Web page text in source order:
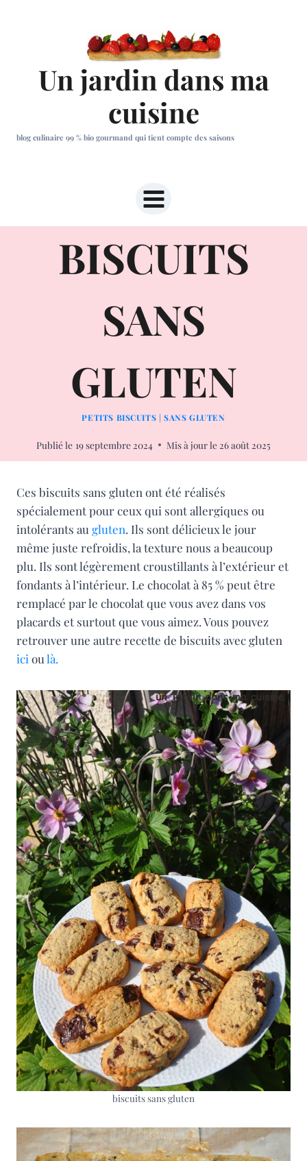
Un jardin dans ma
cuisine
blog culinaire 99 % bio gourmand qui tient compte des saisons
BISCUITS
SANS
GLUTEN
PETITS BISCUITS |SANS GLUTEN
Publié le 19 septembre 2024 Mis à jour le 26 août 2025
Ces biscuits sans gluten ont été réalisés
spécialement pour ceux qui sont allergiques ou
intolérants au gluten. Ils sont délicieux le jour
même juste refroidis, la texture nous a beaucoup
plu. Ils sont légèrement croustillants à l’extérieur et
fondants à l’intérieur. Le chocolat à 85 % peut être
remplacé par le chocolat que vous avez dans vos
placards et surtout que vous aimez. Vous pouvez
retrouver une autre recette de biscuits avec gluten
ici oulà.
biscuits sans gluten